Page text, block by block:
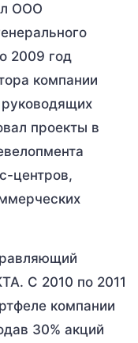
ООО
2009 год
компании
проекты в
центров,
С 2010 по 2011
компании
30% акций